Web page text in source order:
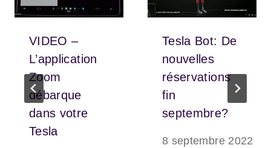
VIDEO –
L’application
Zoom
débarque
dans votre
Tesla
Tesla Bot: De
nouvelles
réservations
fin
septembre?
8 septembre 2022